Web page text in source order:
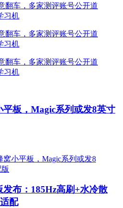
板，Magic系列或发8英寸
布：185Hz高刷+水冷散
配